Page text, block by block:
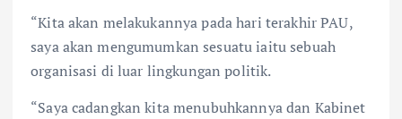
“Kita akan melakukannya pada hari terakhir PAU,
saya akan mengumumkan sesuatu iaitu sebuah
organisasi di luar lingkungan politik.
“Saya cadangkan kita menubuhkannya dan Kabinet